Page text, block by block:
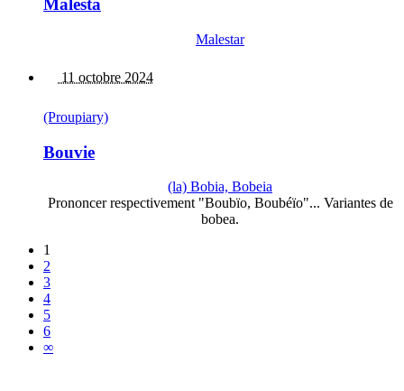
Malesta
Malestar
11 octobre 2024
(Proupiary)
Bouvie
(la) Bobia, Bobeia
Prononcer respectivement "Boubïo, Boubéïo"... Variantes de
bobea.
1
2
3
4
5
6
∞